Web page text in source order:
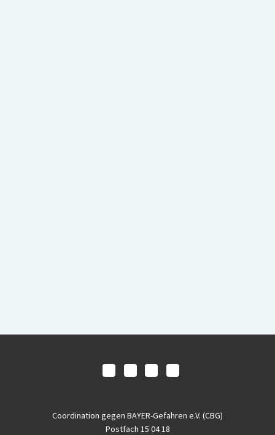
Coordination gegen BAYER-Gefahren e.V. (CBG)
Postfach 15 04 18